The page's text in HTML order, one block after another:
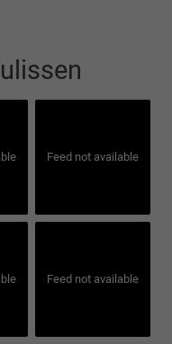
Feed not available
Feed not available